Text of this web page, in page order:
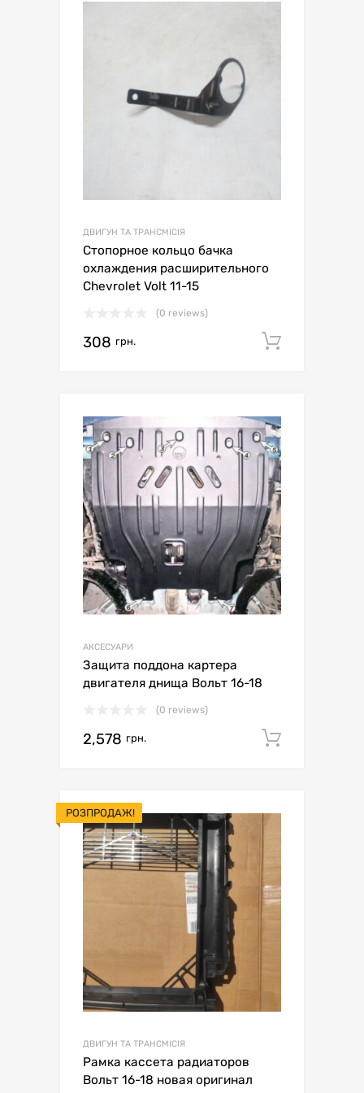
ДВИГУН ТА ТРАНСМІСІЯ
Стопорное кольцо бачка
охлаждения расширительного
Chevrolet Volt 11-15
(0 reviews)
308 грн.
АКСЕСУАРИ
Защита поддона картера
двигателя днища Вольт 16-18
(0 reviews)
2,578 грн.
РОЗПРОДАЖ!
ДВИГУН ТА ТРАНСМІСІЯ
Рамка кассета радиаторов
Вольт 16-18 новая оригинал